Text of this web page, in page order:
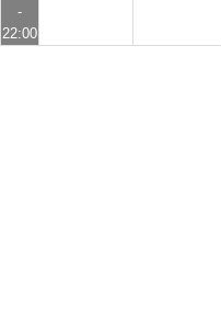
-
22:00